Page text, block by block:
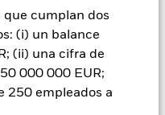
cumplan dos
(i) un balance
(ii) una cifra de
000 000 EUR;
250 empleados a
y el 37,5% restante se
agente de préstamo de
los ingresos por préstamos
los gastos corrientes.